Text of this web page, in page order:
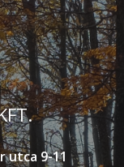
utca 9-11